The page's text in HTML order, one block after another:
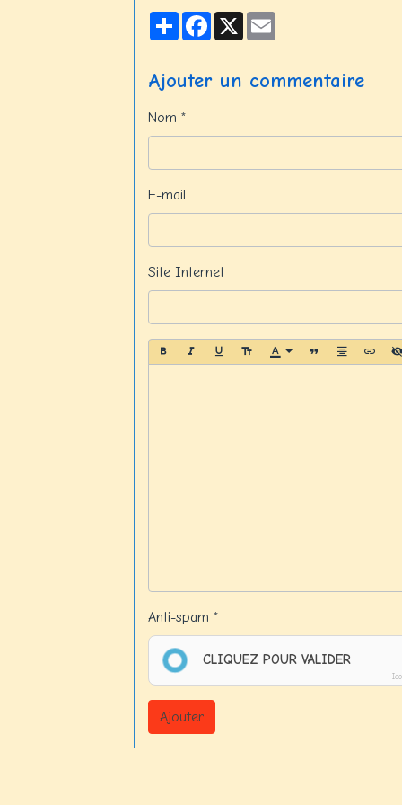
PartagerFacebook
X
Ajouter un commentaire
Nom
E-mail
Site Internet
Anti-spam
CLIQUEZ POUR VALIDER
Ajouter